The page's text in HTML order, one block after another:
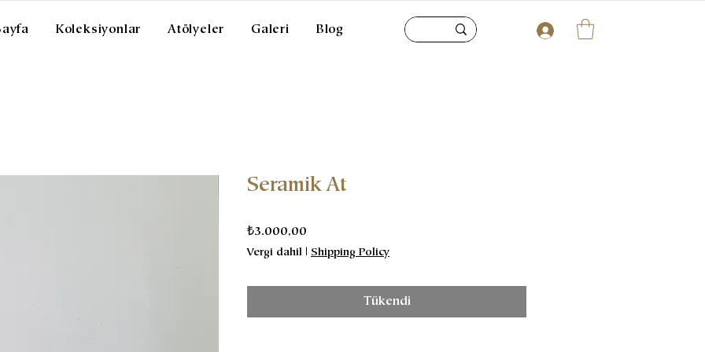
Koleksiyonlar Atölyeler Galeri Blog
Seramik At
₺3.000,00
Vergi dahil | Shipping Policy
Tükendi